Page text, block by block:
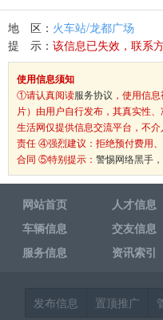
地 区： 火车站/龙都广场
提 示： 该信息已失效，联系
使用信息须知
①请认真阅读服务协议 ，使用信
片）由用户自行发布，其真实性
生活网仅提供信息交流平台，不
责任 ④强烈建议：拒绝预付费用
合同 ⑤特别提示： 警惕网络黑手
网站首页 人才信息
车辆信息
交友信息
服务信息
资讯索引
发布信息 置顶推广